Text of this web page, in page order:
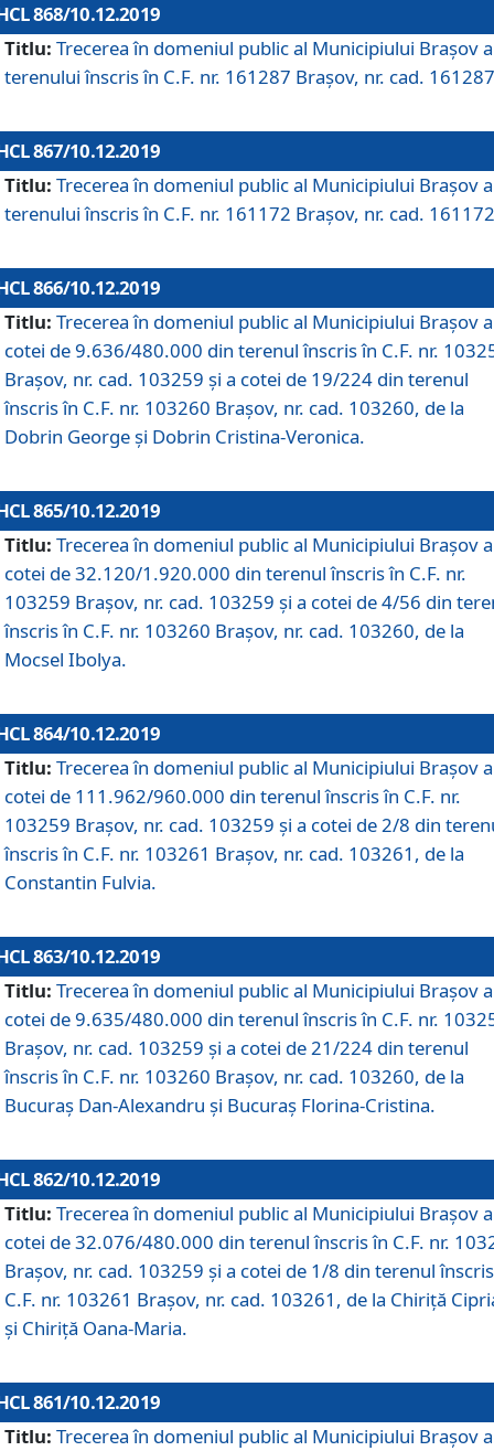
868/10.12.2019
Titlu: Trecerea în domeniul public al Municipiului Braşov a
terenului înscris în C.F. nr. 161287 Brașov, nr. cad.
867/10.12.2019
Titlu: Trecerea în domeniul public al Municipiului Braşov a
terenului înscris în C.F. nr. 161172 Brașov, nr. cad.
866/10.12.2019
Titlu: Trecerea în domeniul public al Municipiului Braşov a
cotei de 9.636/480.000 din terenul înscris în C.F. nr.
Brașov, nr. cad. 103259 și a cotei de 19/224 din terenul
înscris în C.F. nr. 103260 Brașov, nr. cad. 103260, de la
Dobrin George și Dobrin Cristina-Veronica.
865/10.12.2019
Titlu: Trecerea în domeniul public al Municipiului Braşov a
cotei de 32.120/1.920.000 din terenul înscris în C.F. nr.
103259 Brașov, nr. cad. 103259 și a cotei de 4/56 din
înscris în C.F. nr. 103260 Brașov, nr. cad. 103260, de la
Mocsel Ibolya.
864/10.12.2019
Titlu: Trecerea în domeniul public al Municipiului Braşov a
cotei de 111.962/960.000 din terenul înscris în C.F. nr.
103259 Brașov, nr. cad. 103259 și a cotei de 2/8 din
înscris în C.F. nr. 103261 Brașov, nr. cad. 103261, de la
Constantin Fulvia.
863/10.12.2019
Titlu: Trecerea în domeniul public al Municipiului Braşov a
cotei de 9.635/480.000 din terenul înscris în C.F. nr.
Brașov, nr. cad. 103259 și a cotei de 21/224 din terenul
înscris în C.F. nr. 103260 Brașov, nr. cad. 103260, de la
Bucuraș Dan-Alexandru și Bucuraș Florina-Cristina.
862/10.12.2019
Titlu: Trecerea în domeniul public al Municipiului Braşov a
cotei de 32.076/480.000 din terenul înscris în C.F. nr.
Brașov, nr. cad. 103259 și a cotei de 1/8 din terenul
C.F. nr. 103261 Brașov, nr. cad. 103261, de la Chiriță
și Chiriță Oana-Maria.
861/10.12.2019
Titlu: Trecerea în domeniul public al Municipiului Braşov a